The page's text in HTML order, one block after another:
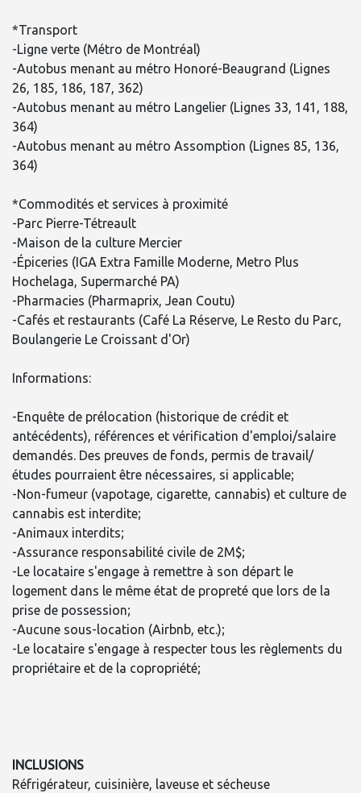
*Transport
-Ligne verte (Métro de Montréal)
-Autobus menant au métro Honoré-Beaugrand (Lignes
26, 185, 186, 187, 362)
-Autobus menant au métro Langelier (Lignes 33, 141, 188,
364)
-Autobus menant au métro Assomption (Lignes 85, 136,
364)
*Commodités et services à proximité
-Parc Pierre-Tétreault
-Maison de la culture Mercier
-Épiceries (IGA Extra Famille Moderne, Metro Plus
Hochelaga, Supermarché PA)
-Pharmacies (Pharmaprix, Jean Coutu)
-Cafés et restaurants (Café La Réserve, Le Resto du Parc,
Boulangerie Le Croissant d'Or)
Informations:
-Enquête de prélocation (historique de crédit et
antécédents), références et vérification d'emploi/salaire
demandés. Des preuves de fonds, permis de travail/
études pourraient être nécessaires, si applicable;
-Non-fumeur (vapotage, cigarette, cannabis) et culture de
cannabis est interdite;
-Animaux interdits;
-Assurance responsabilité civile de 2M$;
-Le locataire s'engage à remettre à son départ le
logement dans le même état de propreté que lors de la
prise de possession;
-Aucune sous-location (Airbnb, etc.);
-Le locataire s'engage à respecter tous les règlements du
propriétaire et de la copropriété;
INCLUSIONS
Réfrigérateur, cuisinière, laveuse et sécheuse